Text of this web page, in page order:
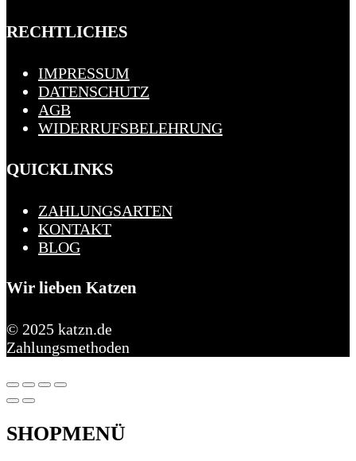
RECHTLICHES
IMPRESSUM
DATENSCHUTZ
AGB
WIDERRUFSBELEHRUNG
QUICKLINKS
ZAHLUNGSARTEN
KONTAKT
BLOG
Wir lieben Katzen
© 2025 katzn.de
Zahlungsmethoden
SHOPMENÜ